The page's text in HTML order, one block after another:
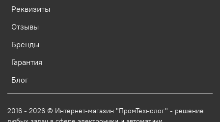
Реквизиты
Отзывы
Бренды
Гарантия
Блог
2016 - 2026 © Интернет-магазин "ПромТехнолог" - решение